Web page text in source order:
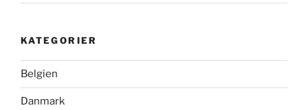
KATEGORIER
Belgien
Danmark